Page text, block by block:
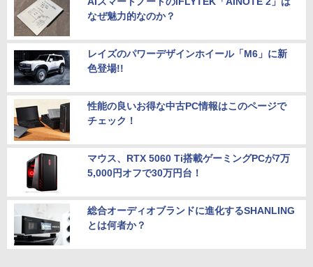
なぜ魅力的なのか？
レイズのパワーデザインホイール「M6」に新
色登場!!
性能の良いお得な中古PC情報はこのページで
チェック！
マウス、RTX 5060 Ti搭載ゲーミングPCが7万
5,000円オフで30万円台！
総合オーディオブランドに進化するSHANLING
とは何者か？